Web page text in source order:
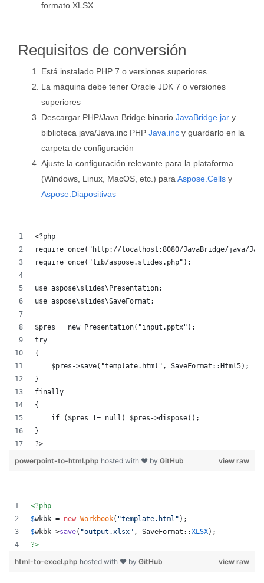
formato XLSX
Requisitos de conversión
Está instalado PHP 7 o versiones superiores
La máquina debe tener Oracle JDK 7 o versiones
superiores
Descargar PHP/Java Bridge binario JavaBridge.jar y
biblioteca java/Java.inc PHP Java.inc y guardarlo en la
carpeta de configuración
Ajuste la configuración relevante para la plataforma
(Windows, Linux, MacOS, etc.) para Aspose.Cells y
Aspose.Diapositivas
<?php
require_once("http://localhost:8080/JavaBridge/java/
require_once("lib/aspose.slides.php");
use aspose\slides\Presentation;
use aspose\slides\SaveFormat;
$pres = new Presentation("input.pptx");
try
{
    $pres->save("template.html", SaveFormat::Html5);
}
finally
{
    if ($pres != null) $pres->dispose();
}
?>
view raw
powerpoint-to-html.php hosted with ❤ by GitHub
<?php
$wkbk = new Workbook( "template.html " );
$wkbk->save( "output.xlsx" , SaveFormat::XLSX);
?>
view raw
html-to-excel.php hosted with ❤ by GitHub